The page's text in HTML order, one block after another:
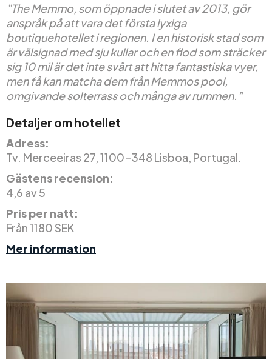
”The Memmo, som öppnade i slutet av 2013, gör
anspråk på att vara det första lyxiga
boutiquehotellet i regionen. I en historisk stad som
är välsignad med sju kullar och en flod som sträcker
sig 10 mil är det inte svårt att hitta fantastiska vyer,
men få kan matcha dem från Memmos pool,
omgivande solterrass och många av rummen.”
Detaljer om hotellet
Adress:
Tv. Merceeiras 27, 1100-348 Lisboa, Portugal.
Gästens recension:
4,6 av 5
Pris per natt:
Från 1180 SEK
Mer information